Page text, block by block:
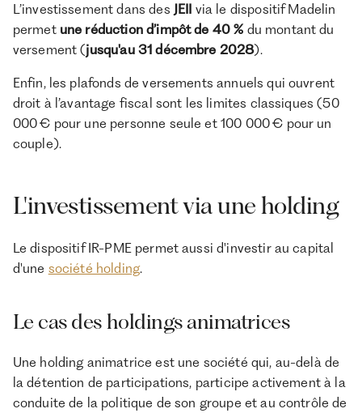
L’investissement dans des JEII via le dispositif Madelin
permet une réduction d’impôt de 40 % du montant du
versement (jusqu'au 31 décembre 2028).
Enfin, les plafonds de versements annuels qui ouvrent
droit à l’avantage fiscal sont les limites classiques (50
000 € pour une personne seule et 100 000 € pour un
couple).
L'investissement via une holding
Le dispositif IR-PME permet aussi d'investir au capital
d'une société holding.
Le cas des holdings animatrices
Une holding animatrice est une société qui, au-delà de
la détention de participations, participe activement à la
conduite de la politique de son groupe et au contrôle de